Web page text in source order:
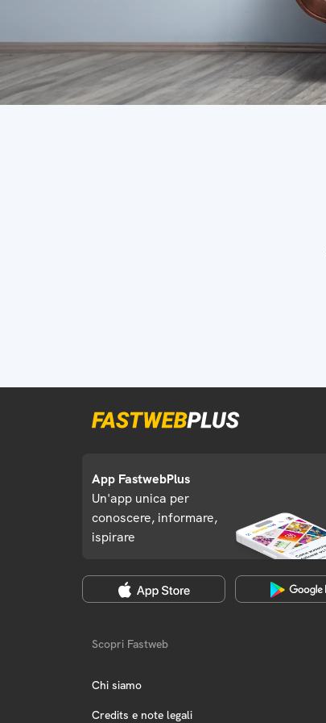
App FastwebPlus
Un'app unica per
conoscere, informare,
ispirare
Scopri Fastweb
Chi siamo
Credits e note legali